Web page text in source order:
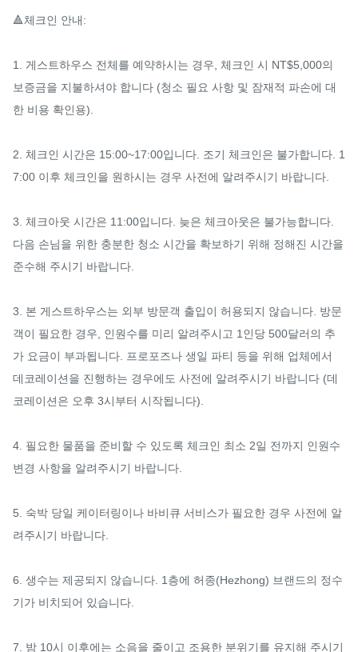
🔺체크인 안내:
1. 게스트하우스 전체를 예약하시는 경우, 체크인 시 NT$5,000의
보증금을 지불하셔야 합니다 (청소 필요 사항 및 잠재적 파손에 대
한 비용 확인용).
2. 체크인 시간은 15:00~17:00입니다. 조기 체크인은 불가합니다. 1
7:00 이후 체크인을 원하시는 경우 사전에 알려주시기 바랍니다.
3. 체크아웃 시간은 11:00입니다. 늦은 체크아웃은 불가능합니다.
다음 손님을 위한 충분한 청소 시간을 확보하기 위해 정해진 시간을
준수해 주시기 바랍니다.
3. 본 게스트하우스는 외부 방문객 출입이 허용되지 않습니다. 방문
객이 필요한 경우, 인원수를 미리 알려주시고 1인당 500달러의 추
가 요금이 부과됩니다. 프로포즈나 생일 파티 등을 위해 업체에서
데코레이션을 진행하는 경우에도 사전에 알려주시기 바랍니다 (데
코레이션은 오후 3시부터 시작됩니다).
4. 필요한 물품을 준비할 수 있도록 체크인 최소 2일 전까지 인원수
변경 사항을 알려주시기 바랍니다.
5. 숙박 당일 케이터링이나 바비큐 서비스가 필요한 경우 사전에 알
려주시기 바랍니다.
6. 생수는 제공되지 않습니다. 1층에 허종(Hezhong) 브랜드의 정수
기가 비치되어 있습니다.
7. 밤 10시 이후에는 소음을 줄이고 조용한 분위기를 유지해 주시기